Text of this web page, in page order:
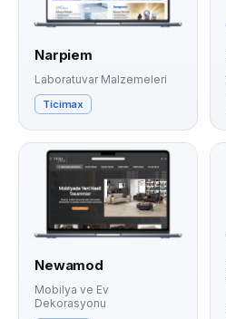
Narpiem
Laboratuvar Malzemeleri
Ticimax
Newamod
Mobilya ve Ev
Dekorasyonu